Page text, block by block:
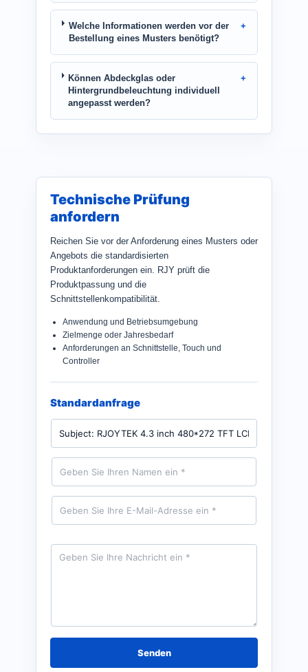
Welche Informationen werden vor der
Bestellung eines Musters benötigt?
Können Abdeckglas oder
Hintergrundbeleuchtung individuell
angepasst werden?
Technische Prüfung
anfordern
Reichen Sie vor der Anforderung eines Musters oder
Angebots die standardisierten
Produktanforderungen ein. RJY prüft die
Produktpassung und die
Schnittstellenkompatibilität.
Anwendung und Betriebsumgebung
Zielmenge oder Jahresbedarf
Anforderungen an Schnittstelle, Touch und
Controller
Standardanfrage
P
o
d
N
m
e
E
M
i
N
h
t
Senden